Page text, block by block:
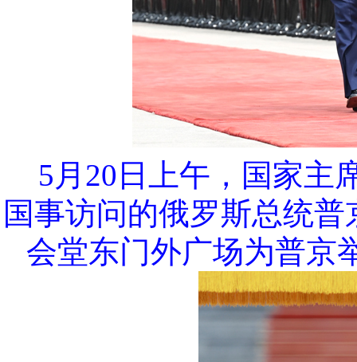
5月20日上午，国家主
国事访问的俄罗斯总统
会堂东门外广场为普京